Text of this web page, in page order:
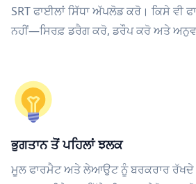
SRT ਫਾਈਲਾਂ ਸਿੱਧਾ ਅੱਪਲੋਡ ਕਰੋ। ਕਿਸੇ ਵੀ
ਨਹੀਂ—ਸਿਰਫ਼ ਡਰੈਗ ਕਰੋ, ਡਰੌਪ ਕਰੋ ਅਤੇ
ਭੁਗਤਾਨ ਤੋਂ ਪਹਿਲਾਂ ਝਲਕ
ਮੂਲ ਫਾਰਮੈਟ ਅਤੇ ਲੇਆਉਟ ਨੂੰ ਬਰਕਰਾਰ